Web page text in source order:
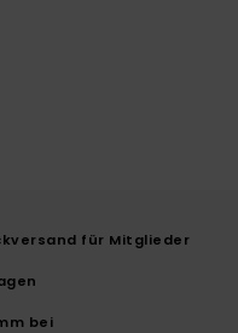
für Mitglieder
bei